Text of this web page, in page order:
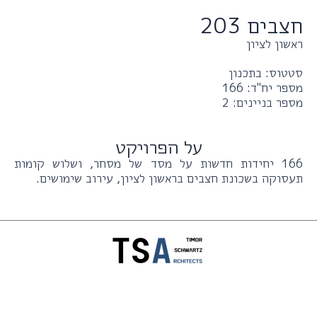
חצבים 203
ראשון לציון
סטטוס: בתכנון
מספר יח"ד: 166
מספר בניינים: 2
על הפרויקט
166 יחידות חדשות על מסד של מסחר, ושלוש קומות
תעסוקה בשכונת חצבים בראשון לציון, עירוב שימושים.